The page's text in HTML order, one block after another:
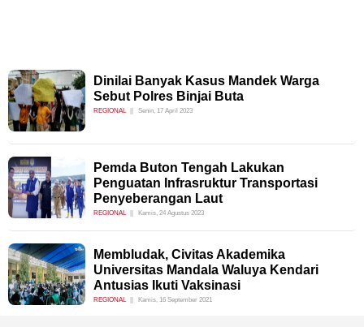
Dinilai Banyak Kasus Mandek Warga
Sebut Polres Binjai Buta
REGIONAL Senin, 17 April 2023
Pemda Buton Tengah Lakukan
Penguatan Infrasruktur Transportasi
Penyeberangan Laut
REGIONAL Kamis, 24 Agustus 2023
Membludak, Civitas Akademika
Universitas Mandala Waluya Kendari
Antusias Ikuti Vaksinasi
REGIONAL Kamis, 16 September 2021